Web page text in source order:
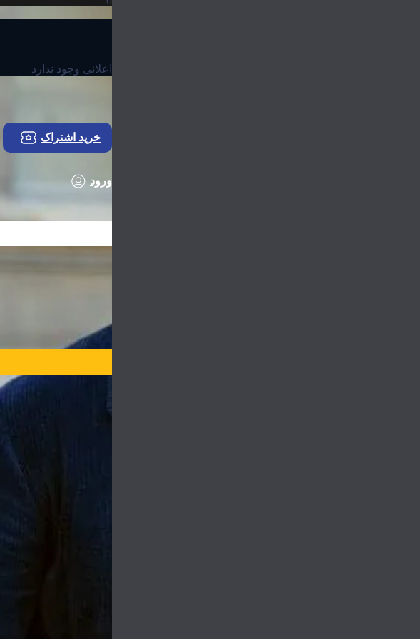
اعلانی وجود ندارد
خرید اشتراک
ورود
را به خارج از
A mother faces